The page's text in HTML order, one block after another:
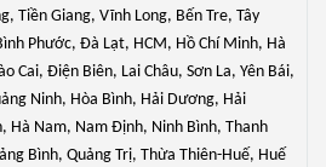
Tiền Giang, Vĩnh Long, Bến Tre, Tây
Phước, Đà Lạt, HCM, Hồ Chí Minh, Hà
Cai, Điện Biên, Lai Châu, Sơn La, Yên Bái,
Ninh, Hòa Bình, Hải Dương, Hải
Hà Nam, Nam Định, Ninh Bình, Thanh
Bình, Quảng Trị, Thừa Thiên-Huế, Huế